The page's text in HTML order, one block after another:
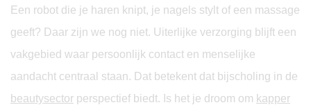
Een robot die je haren knipt, je nagels stylt of een massage
geeft? Daar zijn we nog niet. Uiterlijke verzorging blijft een
vakgebied waar persoonlijk contact en menselijke
aandacht centraal staan. Dat betekent dat bijscholing in de
beautysector perspectief biedt. Is het je droom om kapper